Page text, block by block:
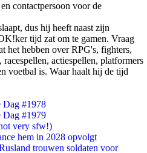
contactpersoon voor de
dus hij heeft naast zijn
tijd zat om te gamen. Vraag
het hebben over RPG's, fighters,
racespellen, actiespellen, platformers
voetbal is. Waar haalt hij de tijd
Dag #1978
Dag #1979
very sfw!)
hem in 2028 opvolgt
trouwen soldaten voor